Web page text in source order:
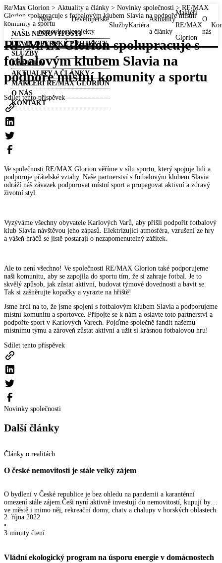
Naše
nemovitosti
Developerské
projekty
SlužbyKariéra
Aktuality
a články
Makléři
RE/MAX
Glorion
O
nás
NAŠE NEMOVITOSTI
DEVELOPERSKÉ PROJEKTY
SLUŽBY
KARIÉRA
AKTUALITY A ČLÁNKY
MAKLÉŘI RE/MAX GLORION
O NÁS
KONTAKT
Re/Max Glorion > Aktuality a články > Novinky společnosti > RE/MAX
Glorion spolupracuje s fotbalovým klubem Slavia na podpoře místní
komunity a sportu
RE/MAX Glorion spolupracuje s
fotbalovým klubem Slavia na
podpoře místní komunity a sportu
Sdílet tento příspěvek
Ve společnosti RE/MAX Glorion věříme v sílu sportu, který spojuje lidi a
podporuje přátelské vztahy. Naše partnerství s fotbalovým klubem Slavia
odráží náš závazek podporovat místní sport a propagovat aktivní a zdravý
životní styl.
Vyzýváme všechny obyvatele Karlových Varů, aby přišli podpořit fotbalový
klub Slavia návštěvou jeho zápasů. Elektrizující atmosféra, vzrušení ze hry
a vášeň hráčů se jistě postarají o nezapomenutelný zážitek.
Ale to není všechno! Ve společnosti RE/MAX Glorion také podporujeme
naši komunitu, aby se zapojila do sportu tím, že si zahraje fotbal. Je to
skvělý způsob, jak zůstat aktivní, budovat týmové dovednosti a bavit se.
Tak si zašněrujte kopačky a vyrazte na hřiště!
Jsme hrdí na to, že jsme spojeni s fotbalovým klubem Slavia a podporujeme
místní komunitu a sportovce. Připojte se k nám a oslavte toto partnerství a
podpořte sport v Karlových Varech. Pojďme společně fandit našemu
místnímu týmu a zároveň zůstat aktivní a užít si krásnou fotbalovou hru!
Sdílet tento příspěvek
Novinky společnosti
Další články
Články o realitách
O české nemovitosti je stále velký zájem
O bydlení v České republice je bez ohledu na pandemii a karanténní
omezení stále zájem.Češi nyní aktivně investují do nemovitostí, kupují byty
ve městě i mimo něj, rekreační domy, chaty a chalupy v horských oblastech.
Co se týče bytů v horách, poptávka je dána touhou po kvalitním rekreačním
bydlení. Nárůst poptávky se nemohl neprojevit na cenách bytů, které
okamžitě vzrostly. Ceny bytů a starších domů rostly v průměru poměrně
2. října 2022
•
3 minuty čtení
Vládní ekologický program na úsporu energie v domácnostech